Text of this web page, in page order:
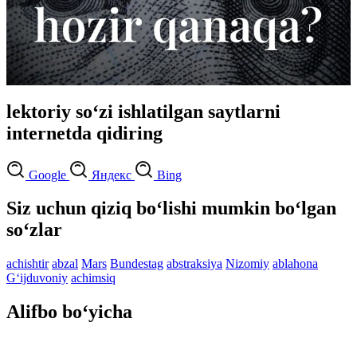
lektoriy so‘zi ishlatilgan saytlarni
internetda qidiring
Google Яндекс Bing
Siz uchun qiziq bo‘lishi mumkin bo‘lgan
so‘zlar
achishtir abzal Mars Bundestag abstraksiya Nizomiy ablahona
G‘ijduvoniy achimsiq
Alifbo bo‘yicha